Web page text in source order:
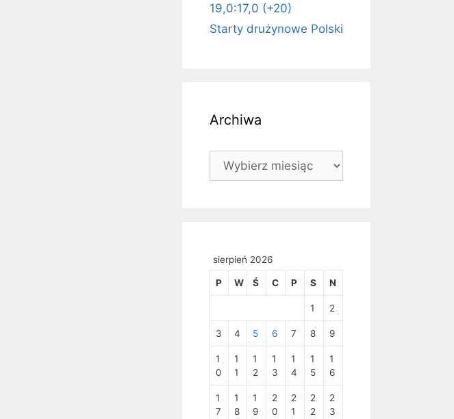
19,0:17,0 (+20)
Starty drużynowe Polski
Archiwa
Archiwa
sierpień 2026
P W Ś C P S N
1 2
3 4 5 6 7 8 9
1
0
1
1
1
2
1
3
1
4
1
5
1
6
1
7
1
8
1
9
2
0
2
1
2
2
2
3